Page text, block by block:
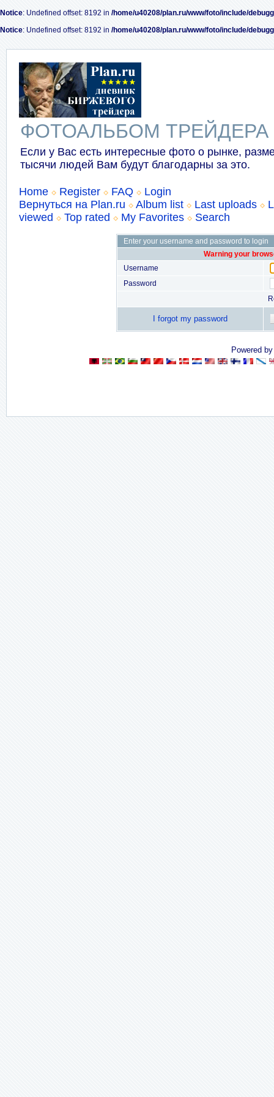
Notice: Undefined offset: 8192 in /home/u40208/plan.ru/www/foto/include/
Notice: Undefined offset: 8192 in /home/u40208/plan.ru/www/foto/include/
ФОТОАЛЬБОМ ТРЕЙДЕРА
Если у Вас есть интересные фото о рынке,
тысячи людей Вам будут благодарны за это.
Home Register FAQ
Login
Вернуться на Plan.ru
Album list Last uploads
viewed
Top rated My Favorites Search
Enter your username and password to login
Warning your
Username
Password
I forgot my password
Powered